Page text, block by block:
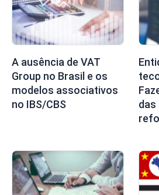
A ausência de VAT
Group no Brasil e os
modelos associativos
no IBS/CBS
das